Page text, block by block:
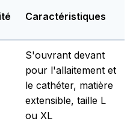
Caractéristiques
S'ouvrant devant
pour l'allaitement et
le cathéter, matière
extensible, taille L
ou XL